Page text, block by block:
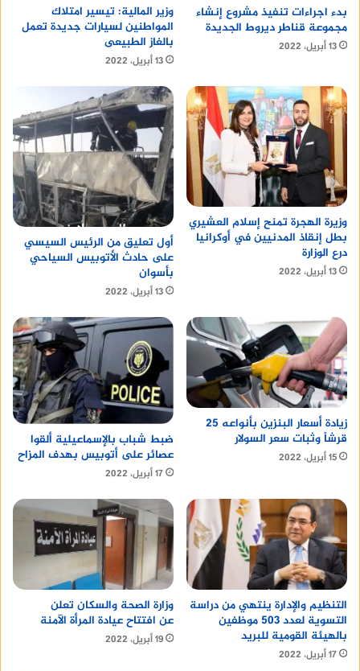
بدء اجراءات تنفيذ مشروع إنشاء
مجموعة قناطر ديروط الجديدة
13 أبريل، 2022
وزير المالية: تيسير امتلاك
المواطنين لسيارات جديدة تعمل
بالغاز الطبيعى
13 أبريل، 2022
وزيرة الهجرة تمنح إسلام العشيري
بطل إنقاذ المدنيين في أوكرانيا
درع الوزارة
13 أبريل، 2022
أول تعليق من الرئيس السيسي
على حادث الأتوبيس السياحي
بأسوان
13 أبريل، 2022
زيادة أسعار البنزين بأنواعه 25
قرشاً وثبات سعر السولار
15 أبريل، 2022
ضبط شباب بالإسماعيلية ألقوا
عصائر على أتوبيس بهدف المزاح
17 أبريل، 2022
التنظيم والإدارة ينتهي من دراسة
التسوية لعدد 503 موظفين
بالهيئة القومية للبريد
17 أبريل، 2022
وزارة الصحة والسكان تعلن
عن افتتاح عيادة المرأة الآمنة
19 أبريل، 2022